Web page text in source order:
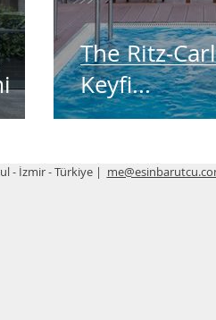
The Ritz-
Keyfi...
- İzmir - Türkiye |